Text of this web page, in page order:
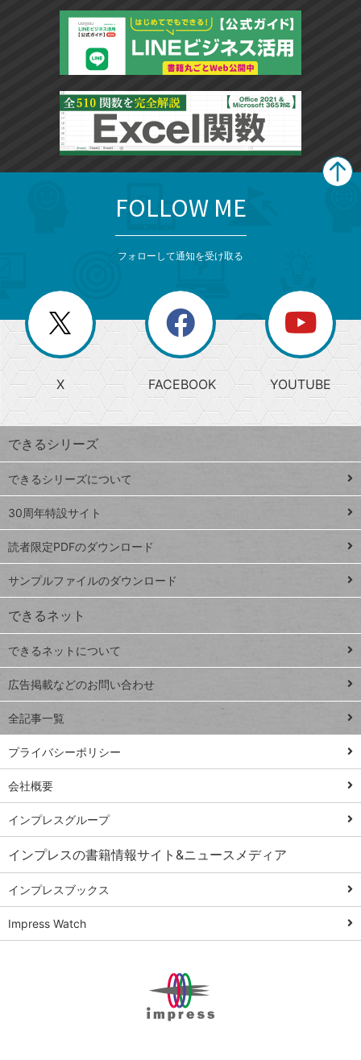
じ
る
search
検
索
上
昇
ワ
ー
ド
Google
スプレ
ッドシ
ート
iPhone
VLOOKUP
close
閉じ
る
閉
じ
る
ー
か
ら
探
す
ト
ッ
プ
ペ
ジ
連載
Excel Q&A
トイアンナ流仕
事術
PowerAutomate
ではじめる業務
の完全自動化
AI議事録作成術
Windows 11
Q&A
Teams踏み込み
活用術
Excel講師の仕事
術
FOLLOW ME
フォローして通知を受け取る
X FACEBOOK YOUTUBE
できるシリーズ
できるシリーズについて
30周年特設サイト
読者限定PDFのダウンロード
サンプルファイルのダウンロード
できるネット
できるネットについて
広告掲載などのお問い合わせ
全記事一覧
プライバシーポリシー
会社概要
インプレスグループ
インプレスの書籍情報サイト&ニュースメディア
インプレスブックス
Impress Watch